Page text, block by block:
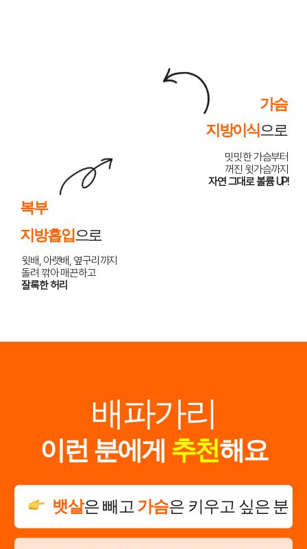
복부
지방흡입으로
윗배, 아랫배, 옆구리까지
돌려 깎아 매끈하고
잘록한 허리
가슴
지방이식으로
밋밋한 가슴부터
꺼진 윗가슴까지
자연 그대로 볼륨 UP!
배파가리
이런 분에게 추천해요
뱃살은 빼고 가슴은 키우고 싶은 분